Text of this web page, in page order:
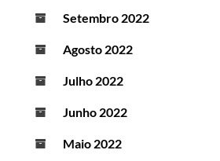
Setembro 2022
Agosto 2022
Julho 2022
Junho 2022
Maio 2022